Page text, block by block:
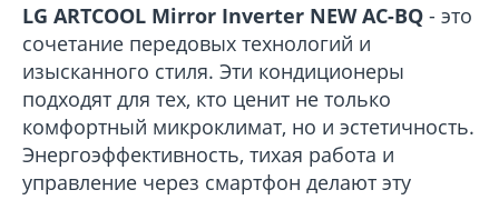
LG ARTCOOL Mirror Inverter NEW AC-BQ - это
сочетание передовых технологий и
изысканного стиля. Эти кондиционеры
подходят для тех, кто ценит не только
комфортный микроклимат, но и эстетичность.
Энергоэффективность, тихая работа и
управление через смартфон делают эту